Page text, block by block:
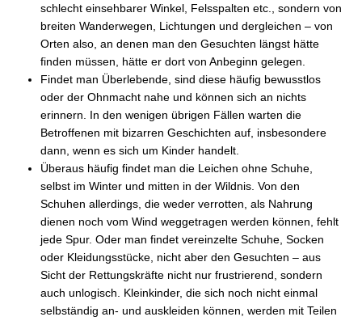
schlecht einsehbarer Winkel, Felsspalten etc., sondern von
breiten Wanderwegen, Lichtungen und dergleichen – von
Orten also, an denen man den Gesuchten längst hätte
finden müssen, hätte er dort von Anbeginn gelegen.
Findet man Überlebende, sind diese häufig bewusstlos
oder der Ohnmacht nahe und können sich an nichts
erinnern. In den wenigen übrigen Fällen warten die
Betroffenen mit bizarren Geschichten auf, insbesondere
dann, wenn es sich um Kinder handelt.
Überaus häufig findet man die Leichen ohne Schuhe,
selbst im Winter und mitten in der Wildnis. Von den
Schuhen allerdings, die weder verrotten, als Nahrung
dienen noch vom Wind weggetragen werden können, fehlt
jede Spur. Oder man findet vereinzelte Schuhe, Socken
oder Kleidungsstücke, nicht aber den Gesuchten – aus
Sicht der Rettungskräfte nicht nur frustrierend, sondern
auch unlogisch. Kleinkinder, die sich noch nicht einmal
selbständig an- und auskleiden können, werden mit Teilen